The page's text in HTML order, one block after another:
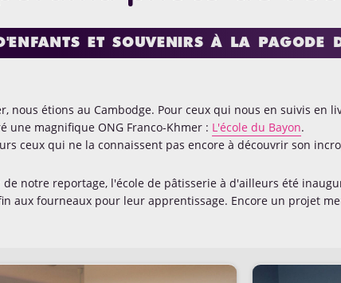
Portraits de papas Projet Rencontres Tests
ET SOUVENIRS À LA PAGODE
nous étions au Cambodge. Pour ceux qui nous en suivis en
une magnifique ONG Franco-Khmer : L'école du Bayon.
ceux qui ne la connaissent pas encore à découvrir son
notre reportage, l'école de pâtisserie à d'ailleurs été
aux fourneaux pour leur apprentissage. Encore un projet